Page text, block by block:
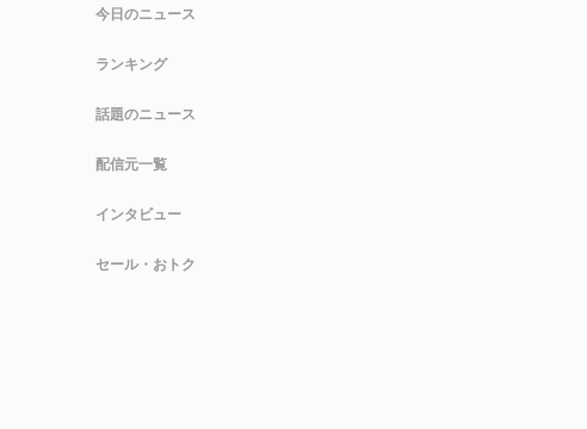
今日のニュース
ランキング
話題のニュース
配信元一覧
インタビュー
セール・おトク